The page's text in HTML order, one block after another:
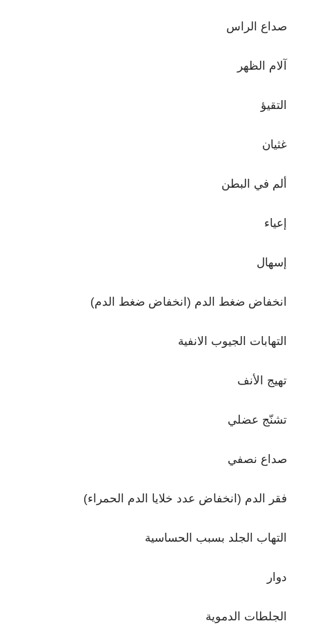
صداع الراس
آلام الظهر
التقيؤ
غثيان
ألم في البطن
إعياء
إسهال
انخفاض ضغط الدم (انخفاض ضغط الدم)
التهابات الجيوب الانفية
تهيج الأنف
تشنّج عضلي
صداع نصفي
فقر الدم (انخفاض عدد خلايا الدم الحمراء)
التهاب الجلد بسبب الحساسية
دوار
الجلطات الدموية